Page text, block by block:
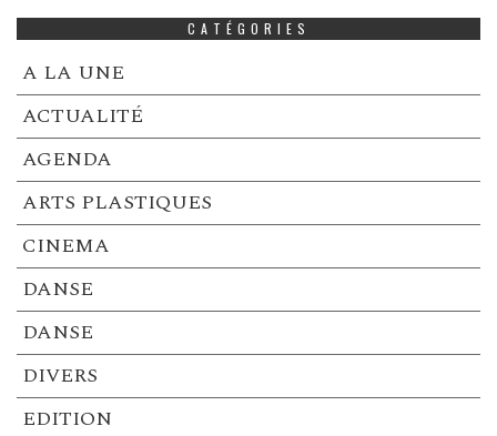
CATÉGORIES
A LA UNE
ACTUALITÉ
AGENDA
ARTS PLASTIQUES
CINEMA
DANSE
DANSE
DIVERS
EDITION